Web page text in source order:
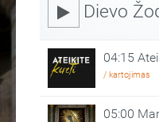
Dievo
04:15
/ kartojimas
05:00